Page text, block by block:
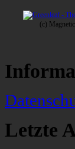
(c)
Letzte